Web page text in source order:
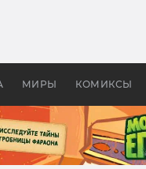
МИРЫ КОМИКСЫ
в России —